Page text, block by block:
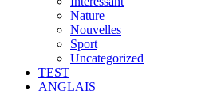
Nature
Nouvelles
Sport
Uncategorized
TEST
ANGLAIS